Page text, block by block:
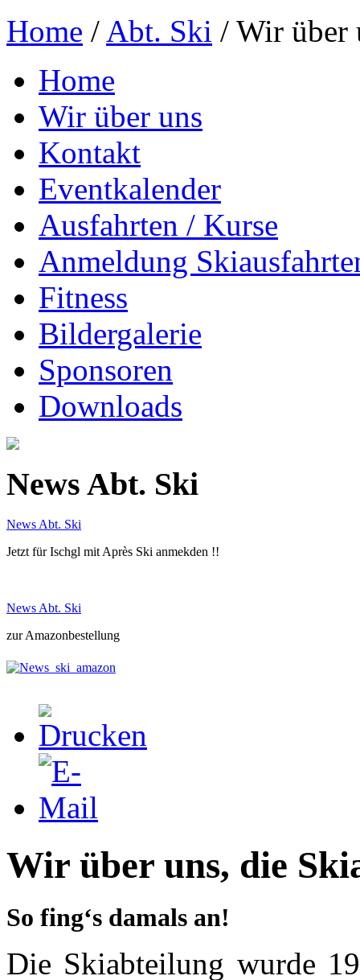
Home / Abt. Ski / Wir über
Home
Wir über uns
Kontakt
Eventkalender
Ausfahrten / Kurse
Anmeldung
Fitness
Bildergalerie
Sponsoren
Downloads
News Abt. Ski
News Abt. Ski
Jetzt für Ischgl mit Après Ski anmekden !!
News Abt. Ski
zur Amazonbestellung
Wir über uns, die
So fing‘s damals an!
Die Skiabteilung wurde